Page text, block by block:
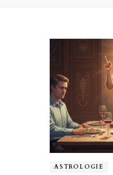
ASTROLOGIE